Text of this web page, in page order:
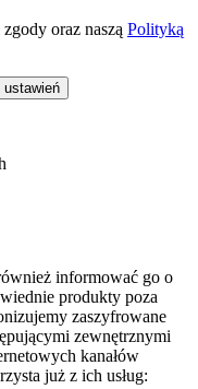
oraz naszą Polityką
ustawień
informować go o
produkty poza
zaszyfrowane
zewnętrznymi
kanałów
już z ich usług: